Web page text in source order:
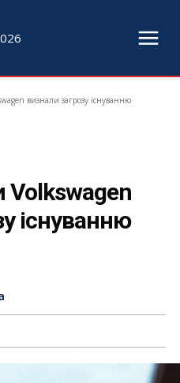
визнали загрозу існуванню
існуванню